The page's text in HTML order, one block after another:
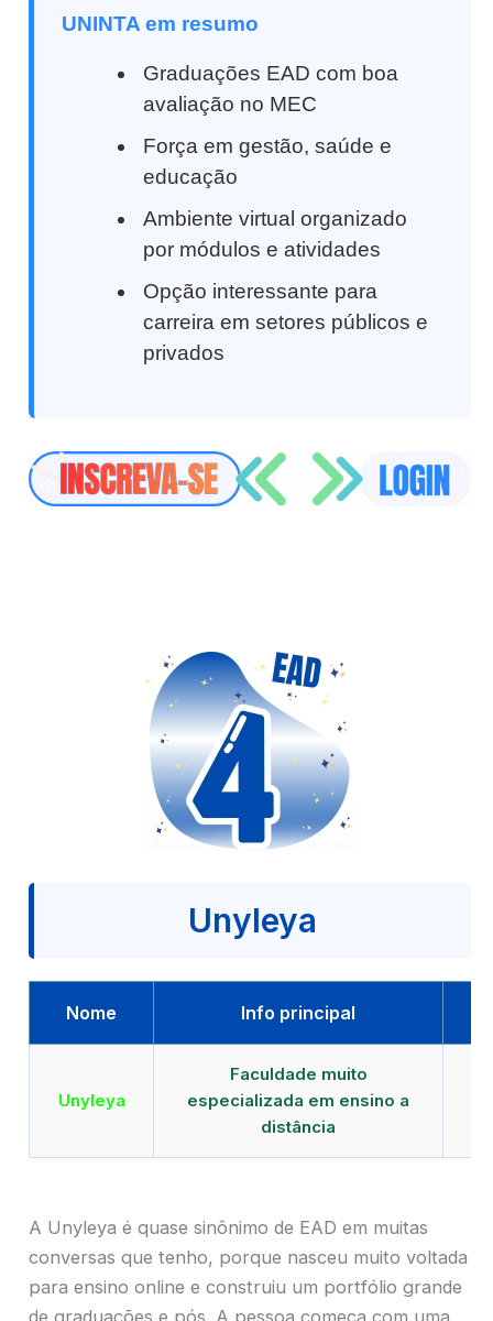
UNINTA em resumo
Graduações EAD com boa
avaliação no MEC
Força em gestão, saúde e
educação
Ambiente virtual organizado
por módulos e atividades
Opção interessante para
carreira em setores públicos e
privados
Unyleya
Nome Info principal
Unyleya
Faculdade muito
especializada em ensino a
distância
A Unyleya é quase sinônimo de EAD em muitas
conversas que tenho, porque nasceu muito voltada
para ensino online e construiu um portfólio grande
de graduações e pós. A pessoa começa com uma